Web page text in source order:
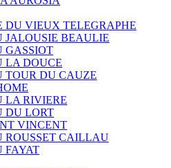
DU VIEUX TELEGRAPHE
JALOUSIE BEAULIE
GASSIOT
LA DOUCE
TOUR DU CAUZE
LA RIVIERE
DU LORT
VINCENT
ROUSSET CAILLAU
FAYAT